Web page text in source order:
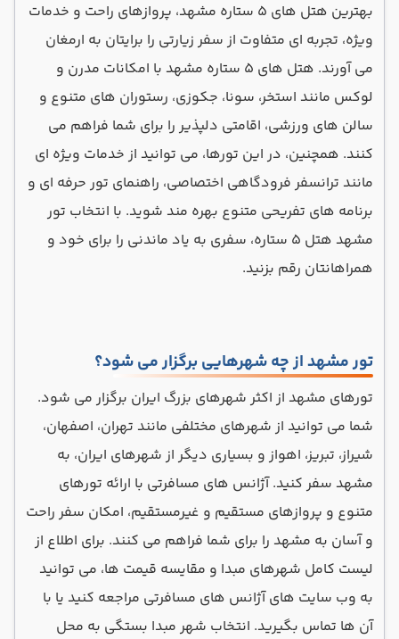
بهترین هتل های 5 ستاره مشهد، پروازهای راحت و خدمات
ویژه، تجربه ای متفاوت از سفر زیارتی را برایتان به ارمغان
می آورند. هتل های 5 ستاره مشهد با امکانات مدرن و
لوکس مانند استخر، سونا، جکوزی، رستوران های متنوع و
سالن های ورزشی، اقامتی دلپذیر را برای شما فراهم می
کنند. همچنین، در این تورها، می توانید از خدمات ویژه ای
مانند ترانسفر فرودگاهی اختصاصی، راهنمای تور حرفه ای و
برنامه های تفریحی متنوع بهره مند شوید. با انتخاب تور
مشهد هتل 5 ستاره، سفری به یاد ماندنی را برای خود و
همراهانتان رقم بزنید.
تور مشهد از چه شهرهایی برگزار می شود؟
تورهای مشهد از اکثر شهرهای بزرگ ایران برگزار می شود.
شما می توانید از شهرهای مختلفی مانند تهران، اصفهان،
شیراز، تبریز، اهواز و بسیاری دیگر از شهرهای ایران، به
مشهد سفر کنید. آژانس های مسافرتی با ارائه تورهای
متنوع و پروازهای مستقیم و غیرمستقیم، امکان سفر راحت
و آسان به مشهد را برای شما فراهم می کنند. برای اطلاع از
لیست کامل شهرهای مبدا و مقایسه قیمت ها، می توانید
به وب سایت های آژانس های مسافرتی مراجعه کنید یا با
آن ها تماس بگیرید. انتخاب شهر مبدا بستگی به محل